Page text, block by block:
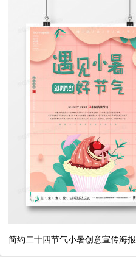
简约二十四节气小暑创意宣传海报